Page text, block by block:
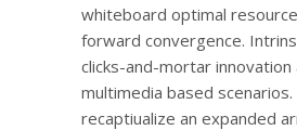
whiteboard optimal
forward convergence.
clicks-and-mortar
multimedia based
recaptiualize an expanded